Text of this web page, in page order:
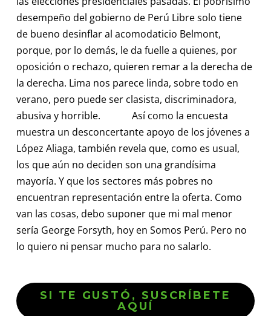
desempeño del gobierno de Perú Libre solo tiene
de bueno desinflar al acomodaticio Belmont,
porque, por lo demás, le da fuelle a quienes, por
oposición o rechazo, quieren remar a la derecha de
la derecha. Lima nos parece linda, sobre todo en
verano, pero puede ser clasista, discriminadora,
abusiva y horrible. Así como la encuesta
muestra un desconcertante apoyo de los jóvenes a
López Aliaga, también revela que, como es usual,
los que aún no deciden son una grandísima
mayoría. Y que los sectores más pobres no
encuentran representación entre la oferta. Como
van las cosas, debo suponer que mi mal menor
sería George Forsyth, hoy en Somos Perú. Pero no
lo quiero ni pensar mucho para no salarlo.
SI TE GUSTÓ, SUSCRÍBETE
AQUÍ